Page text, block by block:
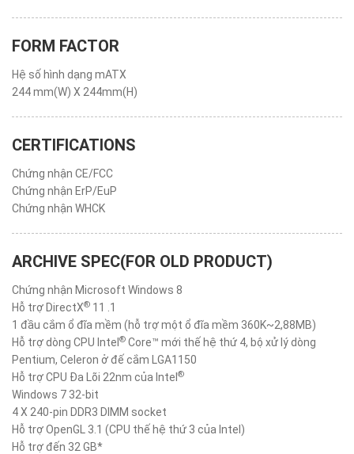
FORM FACTOR
Hệ số hình dạng mATX
244 mm(W) X 244mm(H)
CERTIFICATIONS
Chứng nhận CE/FCC
Chứng nhận ErP/EuP
Chứng nhận WHCK
ARCHIVE SPEC(FOR OLD PRODUCT)
Chứng nhận Microsoft Windows 8
Hỗ trợ DirectX® 11 .1
1 đầu cắm ổ đĩa mềm (hỗ trợ một ổ đĩa mềm 360K~2,88MB)
Hỗ trợ dòng CPU Intel ® Core™ mới thế hệ thứ 4, bộ xử lý dòng
Pentium, Celeron ở đế cắm LGA1150
Hỗ trợ CPU Đa Lõi 22nm của Intel ®
Windows 7 32-bit
4 X 240-pin DDR3 DIMM socket
Hỗ trợ OpenGL 3.1 (CPU thế hệ thứ 3 của Intel)
Hỗ trợ đến 32 GB*